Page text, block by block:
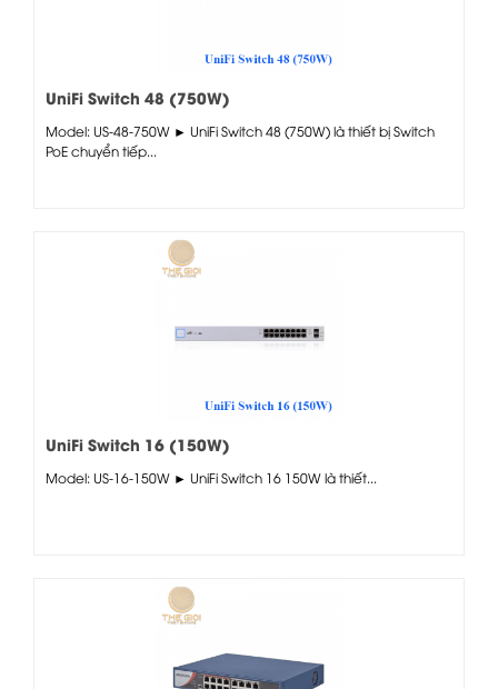
UniFi Switch 48 (750W)
Model: US-48-750W ► UniFi Switch 48 (750W) là thiết bị Switch
PoE chuyển tiếp...
UniFi Switch 16 (150W)
Model: US-16-150W ► UniFi Switch 16 150W là thiết...